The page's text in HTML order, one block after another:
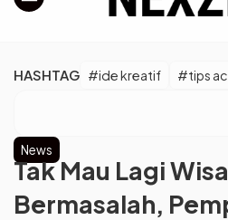
HASHTAG #ide kreatif #tips
News
Tak Mau Lagi
Bermasalah,